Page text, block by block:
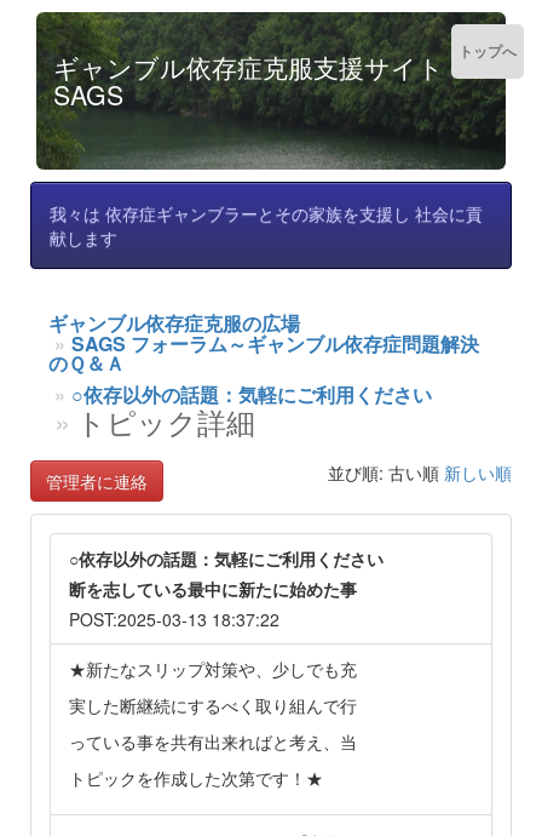
ギャンブル依存症克服支援サイト
SAGS
我々は 依存症ギャンブラーとその家族を支援し 社会に貢
献します
ギャンブル依存症克服の広場
SAGS フォーラム～ギャンブル依存症問題解決
のＱ＆Ａ
○依存以外の話題：気軽にご利用ください
トピック詳細
管理者に連絡 並び順: 古い順 新しい順
○依存以外の話題：気軽にご利用ください
断を志している最中に新たに始めた事
POST:2025-03-13 18:37:22
★新たなスリップ対策や、少しでも充
実した断継続にするべく取り組んで行
っている事を共有出来ればと考え、当
トピックを作成した次第です！★
トップへ